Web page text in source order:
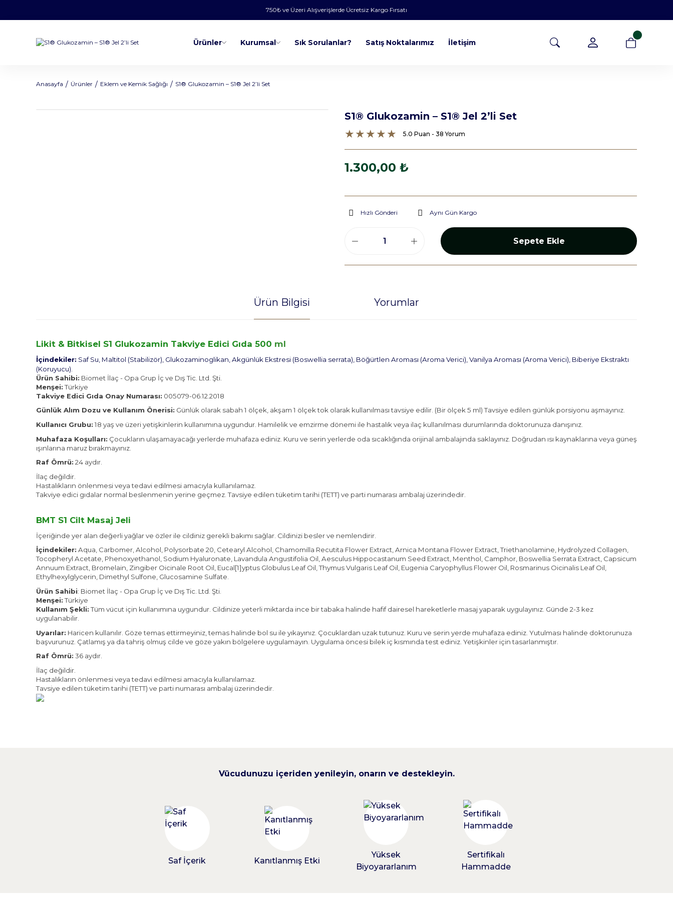
750₺ ve Üzeri Alışverişlerde Ücretsiz Kargo Fırsatı
Ürünler Kurumsal Sık Sorulanlar? Satış Noktalarımız İletişim
Anasayfa Ürünler Eklem ve Kemik Sağlığı S1® Glukozamin – S1® Jel 2’li Set
S1® Glukozamin – S1® Jel 2’li Set
5.0 Puan - 38 Yorum
1.300,00 ₺
Hızlı Gönderi Aynı Gün Kargo
Sepete Ekle
Ürün Bilgisi Yorumlar
Likit & Bitkisel S1 Glukozamin Takviye Edici Gıda 500 ml
İçindekiler: Saf Su, Maltitol (Stabilizör), Glukozaminoglikan, Akgünlük Ekstresi (Boswellia serrata), Böğürtlen Aroması (Aroma Verici), Vanilya Aroması (Aroma Verici), Biberiye Ekstraktı
(Koruyucu).
Ürün Sahibi: Biomet İlaç - Opa Grup İç ve Dış Tic. Ltd. Şti.
Menşei:Türkiye
Takviye Edici Gıda Onay Numarası: 005079-06.12.2018
Günlük Alım Dozu ve Kullanım Önerisi: Günlük olarak sabah 1 ölçek, akşam 1 ölçek tok olarak kullanılması tavsiye edilir. (Bir ölçek 5 ml) Tavsiye edilen günlük porsiyonu aşmayınız.
Kullanıcı Grubu:18 yaş ve üzeri yetişkinlerin kullanımına uygundur. Hamilelik ve emzirme dönemi ile hastalık veya ilaç kullanılması durumlarında doktorunuza danışınız.
Muhafaza Koşulları: Çocukların ulaşamayacağı yerlerde muhafaza ediniz. Kuru ve serin yerlerde oda sıcaklığında orijinal ambalajında saklayınız. Doğrudan ısı kaynaklarına veya güneş
ışınlarına maruz bırakmayınız.
Raf Ömrü: 24 aydır.
İlaç değildir.
Hastalıkların önlenmesi veya tedavi edilmesi amacıyla kullanılamaz.
Takviye edici gıdalar normal beslenmenin yerine geçmez. Tavsiye edilen tüketim tarihi (TETT) ve parti numarası ambalaj üzerindedir.
BMT S1 Cilt Masaj Jeli
İçeriğinde yer alan değerli yağlar ve özler ile cildiniz gerekli bakımı sağlar. Cildinizi besler ve nemlendirir.
İçindekiler: Aqua, Carbomer, Alcohol, Polysorbate 20, Cetearyl Alcohol, Chamomilla Recutita Flower Extract, Arnica Montana Flower Extract, Triethanolamine, Hydrolyzed Collagen,
Tocopheryl Acetate, Phenoxyethanol, Sodium Hyaluronate, Lavandula Angustifolia Oil, Aesculus Hippocastanum Seed Extract, Menthol, Camphor, Boswellia Serrata Extract, Capsicum
Annuum Extract, Bromelain, Zingiber Oicinale Root Oil, Eucal[1]yptus Globulus Leaf Oil, Thymus Vulgaris Leaf Oil, Eugenia Caryophyllus Flower Oil, Rosmarinus Oicinalis Leaf Oil,
Ethylhexylglycerin, Dimethyl Sulfone, Glucosamine Sulfate.
Ürün Sahibi: Biomet İlaç - Opa Grup İç ve Dış Tic. Ltd. Şti.
Menşei:Türkiye
Kullanım Şekli:Tüm vücut için kullanımına uygundur. Cildinize yeterli miktarda ince bir tabaka halinde hafif dairesel hareketlerle masaj yaparak uygulayınız. Günde 2-3 kez
uygulanabilir.
Uyarılar: Haricen kullanılır. Göze temas ettirmeyiniz, temas halinde bol su ile yıkayınız. Çocuklardan uzak tutunuz. Kuru ve serin yerde muhafaza ediniz. Yutulması halinde doktorunuza
başvurunuz. Çatlamış ya da tahriş olmuş cilde ve göze yakın bölgelere uygulamayın. Uygulama öncesi bilek iç kısmında test ediniz. Yetişkinler için tasarlanmıştır.
Raf Ömrü: 36 aydır.
İlaç değildir.
Hastalıkların önlenmesi veya tedavi edilmesi amacıyla kullanılamaz.
Tavsiye edilen tüketim tarihi (TETT) ve parti numarası ambalaj üzerindedir.
Ürün kapağı kırık olarak geldi.kolisi biraz ıslanmış iadesi ile uğraşmayacağız buna rağmen kullanıp deyimleri mi yazarım. Ama bir daha sipariş için kararsızım.
Vücudunuzu içeriden yenileyin, onarın ve destekleyin.
Saf İçerik Kanıtlanmış Etki
Yüksek
Biyoyararlanım
Sertifikalı
Hammadde